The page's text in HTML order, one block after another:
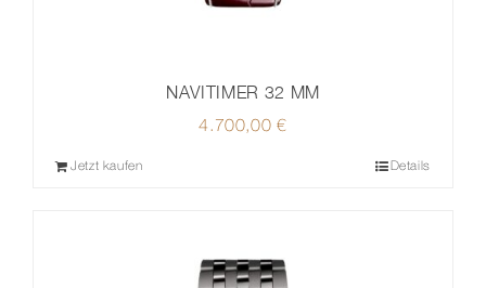
NAVITIMER 32 MM
4.700,00€
Jetzt kaufen Details